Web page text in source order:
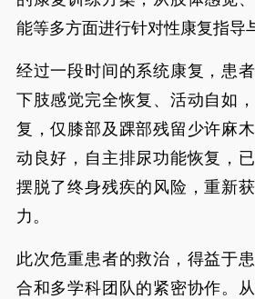
能等多方面进行针对性康复指导
经过一段时间的系统康复，患
下肢感觉完全恢复、活动自如
复，仅膝部及踝部残留少许麻
动良好，自主排尿功能恢复，
摆脱了终身残疾的风险，重新
力。
此次危重患者的救治，得益于
合和多学科团队的紧密协作。